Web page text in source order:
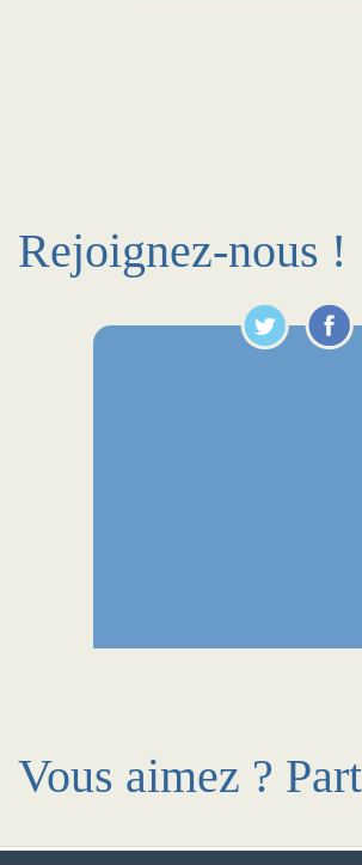
Rejoignez-nous !
Vous aimez ?